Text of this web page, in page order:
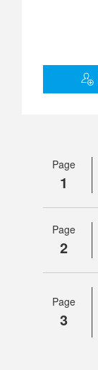
Page
1
Page
2
Page
3